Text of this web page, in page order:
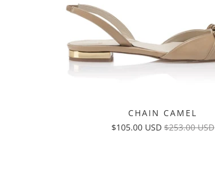
CHAIN CAMEL
$105.00 USD $253.00 USD